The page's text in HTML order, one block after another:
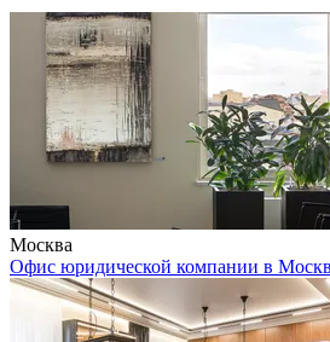
Москва
Офис юридической компании в